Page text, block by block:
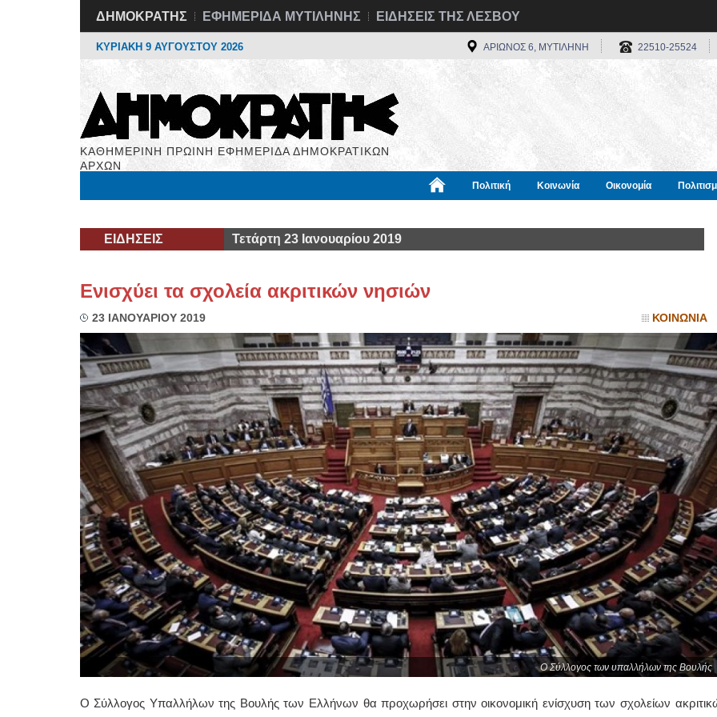
ΔΗΜΟΚΡΑΤΗΣ ΕΦΗΜΕΡΙΔΑ ΜΥΤΙΛΗΝΗΣ ΕΙΔΗΣΕΙΣ ΤΗΣ ΛΕΣΒΟΥ
ΚΥΡΙΑΚΗ 9 ΑΥΓΟΥΣΤΟΥ 2026 ΑΡΙΩΝΟΣ 6, ΜΥΤΙΛΗΝΗ 22510-25524
ΚΑΘΗΜΕΡΙΝΗ ΠΡΩΙΝΗ ΕΦΗΜΕΡΙΔΑ ΔΗΜΟΚΡΑΤΙΚΩΝ
ΑΡΧΩΝ
Πολιτική Κοινωνία Οικονομία
ΕΙΔΗΣΕΙΣ Τετάρτη 23 Ιανουαρίου 2019
Ενισχύει τα σχολεία ακριτικών νησιών
23 ΙΑΝΟΥΑΡΙΟΥ 2019 ΚΟΙΝΩΝΙΑ
Ο Σύλλογος των υπαλλήλων της Βουλής
Ο Σύλλογος Υπαλλήλων της Βουλής των Ελλήνων θα προχωρήσει στην οικονομική ενίσχυση των σχολείων